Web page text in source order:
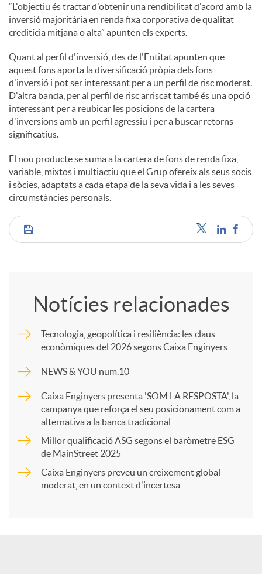
“L'objectiu és tractar d'obtenir una rendibilitat d'acord amb la
inversió majoritària en renda fixa corporativa de qualitat
creditícia mitjana o alta” apunten els experts.
Quant al perfil d'inversió, des de l'Entitat apunten que
aquest fons aporta la diversificació pròpia dels fons
d'inversió i pot ser interessant per a un perfil de risc moderat.
D'altra banda, per al perfil de risc arriscat també és una opció
interessant per a reubicar les posicions de la cartera
d'inversions amb un perfil agressiu i per a buscar retorns
significatius.
El nou producte se suma a la cartera de fons de renda fixa,
variable, mixtos i multiactiu que el Grup ofereix als seus socis
i sòcies, adaptats a cada etapa de la seva vida i a les seves
circumstàncies personals.
C
m
a
r
t
Notícies relacionades
Tecnologia, geopolítica i resiliència: les claus
econòmiques del 2026 segons Caixa Enginyers
NEWS & YOU num.10
Caixa Enginyers presenta 'SOM LA RESPOSTA', la
campanya que reforça el seu posicionament com a
alternativa a la banca tradicional
Millor qualificació ASG segons el baròmetre ESG
de MainStreet 2025
Caixa Enginyers preveu un creixement global
moderat, en un context d'incertesa